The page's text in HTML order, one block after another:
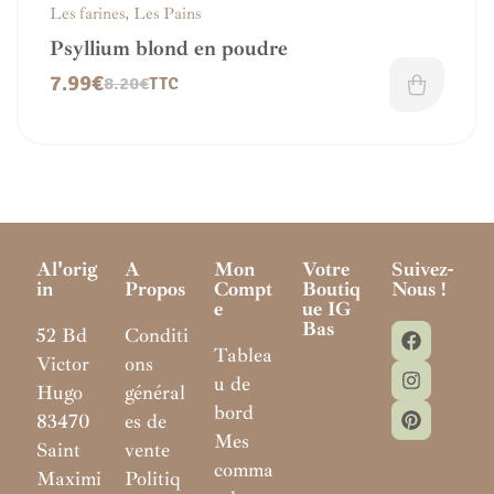
Les farines, Les Pains
Psyllium blond en poudre
8.20€
7.99€ TTC
Al'orig
In
52 Bd
Victor
Hugo
83470
Saint
Maximi
A
Propos
Conditi
ons
général
es de
vente
Politiq
Mon
Compt
E
Tablea
u de
bord
Mes
comma
Votre
Boutiq
Ue IG
Bas
Suivez-
Nous !